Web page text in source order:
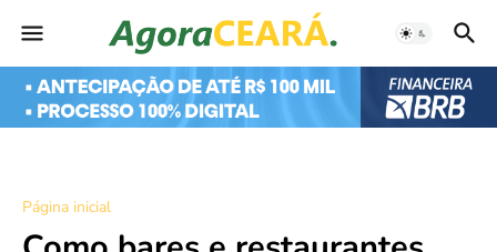
Página inicial